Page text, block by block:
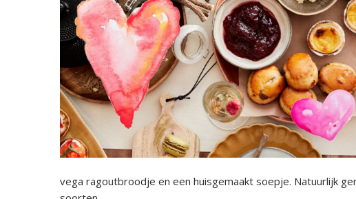
vega ragoutbroodje en een huisgemaakt soepje. Natuurlijk